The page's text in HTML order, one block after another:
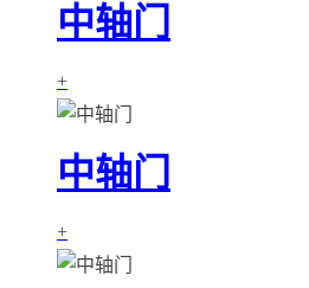
中轴门
+
中轴门
+